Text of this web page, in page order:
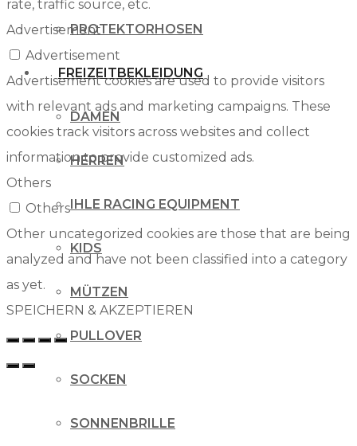
PROTEKTORHOSEN
FREIZEITBEKLEIDUNG
DAMEN
HERREN
IHLE RACING EQUIPMENT
KIDS
MÜTZEN
PULLOVER
SOCKEN
SONNENBRILLE
rate, traffic source, etc.
Advertisement
Advertisement
Advertisement cookies are used to provide visitors
with relevant ads and marketing campaigns. These
cookies track visitors across websites and collect
information to provide customized ads.
Others
Others
Other uncategorized cookies are those that are being
analyzed and have not been classified into a category
as yet.
SPEICHERN & AKZEPTIEREN